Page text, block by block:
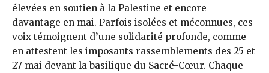
élevées en soutien à la Palestine et encore
davantage en mai. Parfois isolées et méconnues, ces
voix témoignent d’une solidarité profonde, comme
en attestent les imposants rassemblements des 25 et
27 mai devant la basilique du Sacré-Cœur. Chaque